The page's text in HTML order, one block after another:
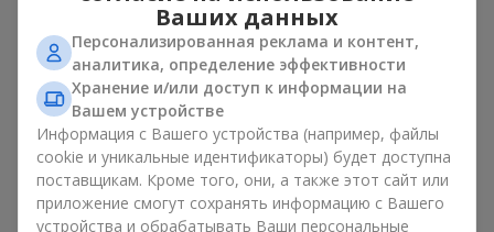
современном стиле. Букет из орхидей эффектно смотрится
как в камерных, так и в масштабных работах, а её
роскошные соцветия легко становятся центральным
элементом композиции. В зависимости от оформления и
сорта растений различается и цена на орхидеи. Учитывайте
это, прежде чем заказать букет из орхидей.
Кому дарят орхидеи?
Букет из орхидей универсален и может подойти любому. Их
Ваших данных
Персонализированная реклама и контент,
аналитика, определение эффективности
Хранение и/или доступ к информации на
Вашем устройстве
Информация с Вашего устройства (например, файлы
cookie и уникальные идентификаторы) будет доступна
поставщикам. Кроме того, они, а также этот сайт или
приложение смогут сохранять информацию с Вашего
устройства и обрабатывать Ваши персональные